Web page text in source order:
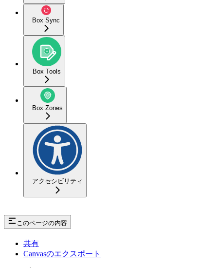
Box Sync
Box Tools
Box Zones
アクセシビリティ
このページの内容
共有
Canvasのエクスポート